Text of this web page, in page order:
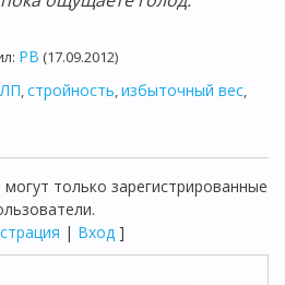
: PB (17.09.2012)
,стройность,избыточный вес,
только зарегистрированные
| Вход]